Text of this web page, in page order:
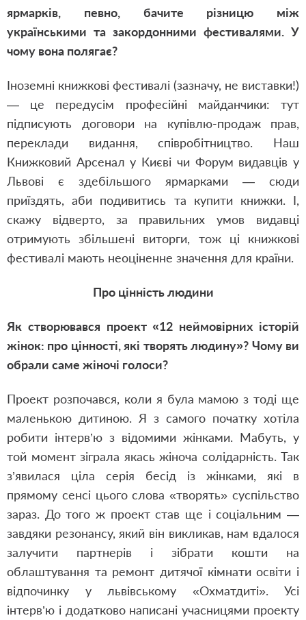
ярмарків, певно, бачите різницю між
українськими та закордонними фестивалями. У
чому вона полягає?
Іноземні книжкові фестивалі (зазначу, не виставки!)
— це передусім професійні майданчики: тут
підписують договори на купівлю-продаж прав,
переклади видання, співробітництво. Наш
Книжковий Арсенал у Києві чи Форум видавців у
Львові є здебільшого ярмарками — сюди
приїздять, аби подивитись та купити книжки. І,
скажу відверто, за правильних умов видавці
отримують збільшені виторги, тож ці книжкові
фестивалі мають неоціненне значення для країни.
Про цінність людини
Як створювався проект «12 неймовірних історій
жінок: про цінності, які творять людину»? Чому ви
обрали саме жіночі голоси?
Проект розпочався, коли я була мамою з тоді ще
маленькою дитиною. Я з самого початку хотіла
робити інтерв’ю з відомими жінками. Мабуть, у
той момент зіграла якась жіноча солідарність. Так
з’явилася ціла серія бесід із жінками, які в
прямому сенсі цього слова «творять» суспільство
зараз. До того ж проект став ще і соціальним —
завдяки резонансу, який він викликав, нам вдалося
залучити партнерів і зібрати кошти на
облаштування та ремонт дитячої кімнати освіти і
відпочинку у львівському «Охматдиті». Усі
інтерв’ю і додатково написані учасницями проекту